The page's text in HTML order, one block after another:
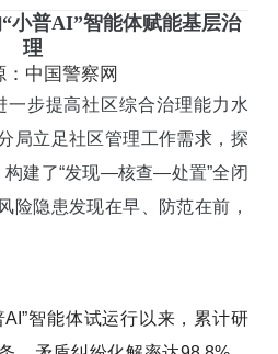
小普AI”智能体赋能基层治
理
：中国警察网
一步提高社区综合治理能力水
局立足社区管理工作需求，探
构建了“发现—核查—处置”全闭
险隐患发现在早、防范在前，
AI”智能体试运行以来，累计研